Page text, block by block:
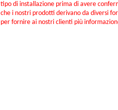
tipo di installazione prima di avere
che i nostri prodotti derivano da diversi
per fornire ai nostri clienti più